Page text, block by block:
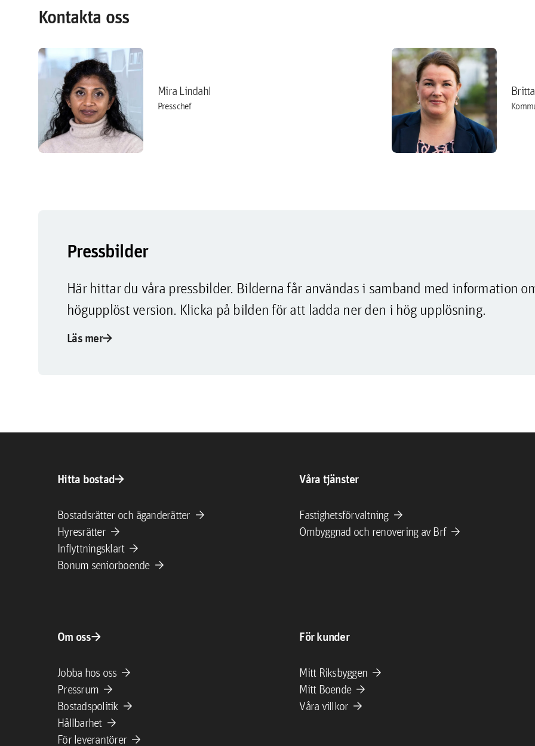
Kontakta oss
Mira Lindahl
Presschef
Pressbilder
Här hittar du våra pressbilder. Bilderna får användas i samband med information
högupplöst version. Klicka på bilden för att ladda ner den i hög upplösning.
Läs merarrow_forward
Hitta bostadarrow_forward
Bostadsrätter och äganderätter arrow_forward
Hyresrätter arrow_forward
Inflyttningsklart arrow_forward
Bonum seniorboende arrow_forward
Våra tjänster
Fastighetsförvaltning arrow_forward
Ombyggnad och renovering av Brf arrow_forward
Om ossarrow_forward
Jobba hos oss arrow_forward
Pressrum arrow_forward
Bostadspolitik arrow_forward
Hållbarhet arrow_forward
För leverantörer arrow_forward
För kunder
Mitt Riksbyggen arrow_forward
Mitt Boende arrow_forward
Våra villkor arrow_forward